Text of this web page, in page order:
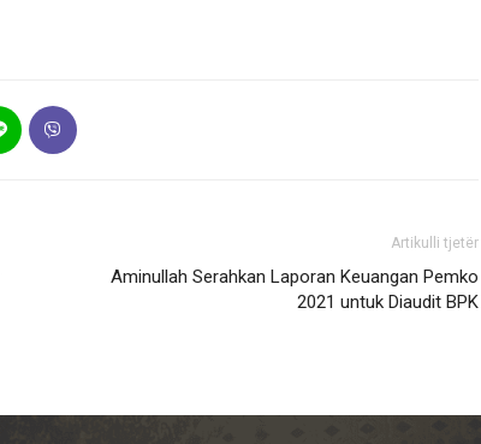
Artikulli tjetër
Aminullah Serahkan Laporan Keuangan Pemko
2021 untuk Diaudit BPK